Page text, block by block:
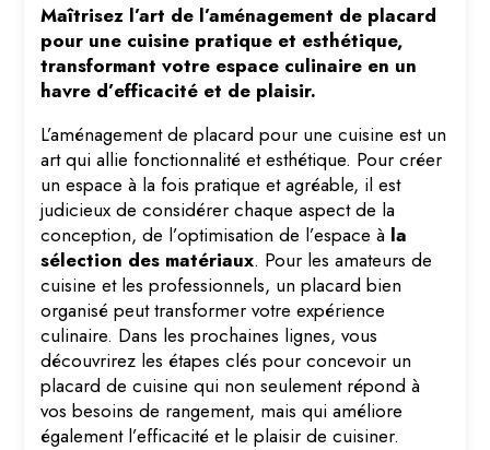
Maîtrisez l’art de l’aménagement de placard
pour une cuisine pratique et esthétique,
transformant votre espace culinaire en un
havre d’efficacité et de plaisir.
L’aménagement de placard pour une cuisine est un
art qui allie fonctionnalité et esthétique. Pour créer
un espace à la fois pratique et agréable, il est
judicieux de considérer chaque aspect de la
conception, de l’optimisation de l’espace à la
sélection des matériaux. Pour les amateurs de
cuisine et les professionnels, un placard bien
organisé peut transformer votre expérience
culinaire. Dans les prochaines lignes, vous
découvrirez les étapes clés pour concevoir un
placard de cuisine qui non seulement répond à
vos besoins de rangement, mais qui améliore
également l’efficacité et le plaisir de cuisiner.